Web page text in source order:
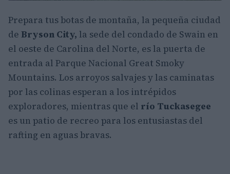
Prepara tus botas de montaña, la pequeña ciudad
de Bryson City, la sede del condado de Swain en
el oeste de Carolina del Norte, es la puerta de
entrada al Parque Nacional Great Smoky
Mountains. Los arroyos salvajes y las caminatas
por las colinas esperan a los intrépidos
exploradores, mientras que el río Tuckasegee
es un patio de recreo para los entusiastas del
rafting en aguas bravas.